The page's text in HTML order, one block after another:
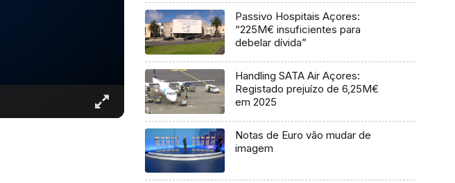
Passivo Hospitais Açores:
“225M€ insuficientes para
debelar dívida”
Handling SATA Air Açores:
Registado prejuízo de 6,25M€
em 2025
Notas de Euro vão mudar de
imagem